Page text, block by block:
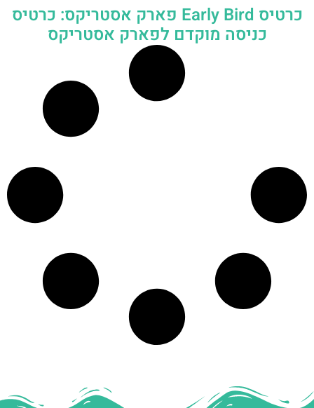
כרטיס Early Bird פארק אסטריקס: כרטיס
כניסה מוקדם לפארק אסטריקס